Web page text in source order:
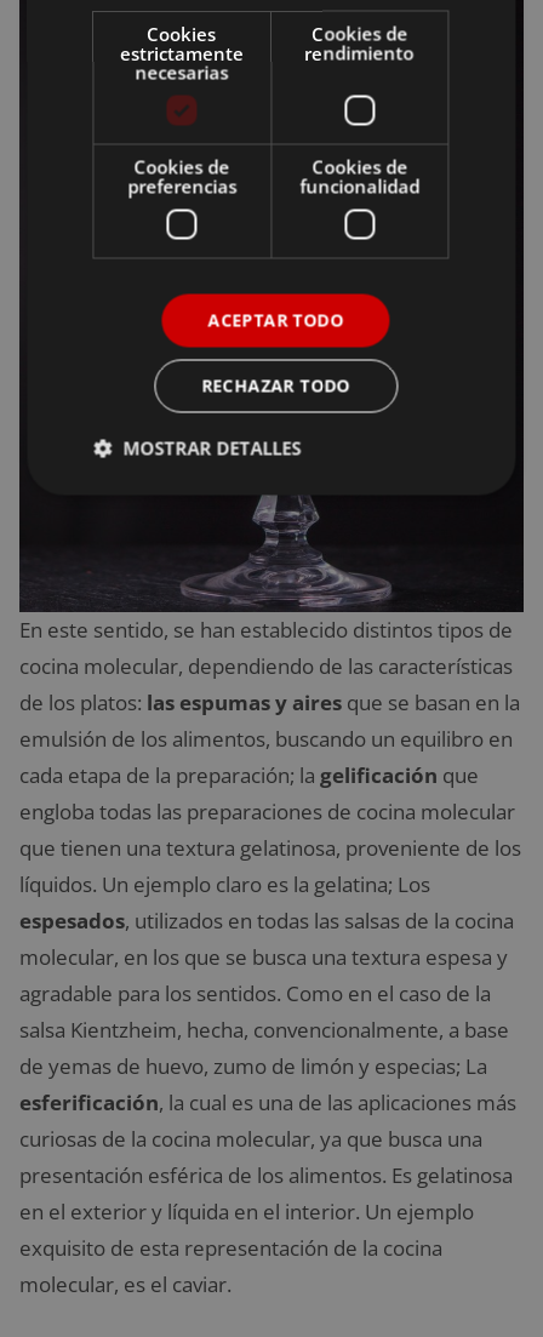
En este sentido, se han establecido distintos tipos de
cocina molecular, dependiendo de las características
de los platos: las espumas y aires que se basan en la
emulsión de los alimentos, buscando un equilibro en
cada etapa de la preparación; la gelificación que
engloba todas las preparaciones de cocina molecular
que tienen una textura gelatinosa, proveniente de los
líquidos. Un ejemplo claro es la gelatina; Los
espesados, utilizados en todas las salsas de la cocina
molecular, en los que se busca una textura espesa y
agradable para los sentidos. Como en el caso de la
salsa Kientzheim, hecha, convencionalmente, a base
de yemas de huevo, zumo de limón y especias; La
esferificación, la cual es una de las aplicaciones más
curiosas de la cocina molecular, ya que busca una
presentación esférica de los alimentos. Es gelatinosa
en el exterior y líquida en el interior. Un ejemplo
exquisito de esta representación de la cocina
molecular, es el caviar.
Cookies
estrictamente
necesarias
Cookies de
rendimiento
Cookies de
preferencias
Cookies de
funcionalidad
ACEPTAR TODO
RECHAZAR TODO
MOSTRAR DETALLES